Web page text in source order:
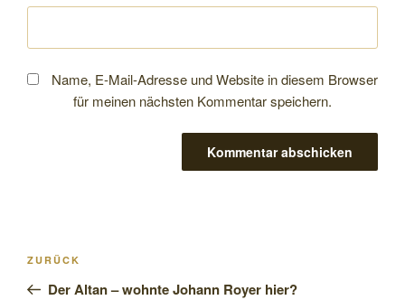
Name, E-Mail-Adresse und Website in diesem Browser
für meinen nächsten Kommentar speichern.
Beitragsnavigation
Vorheriger
Beitrag
ZURÜCK
Der Altan – wohnte Johann Royer hier?